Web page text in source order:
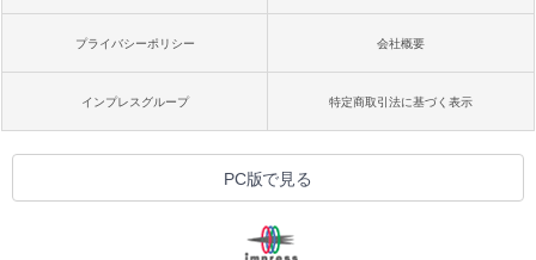
プライバシーポリシー 会社概要
インプレスグループ 特定商取引法に基づく表示
PC版で見る